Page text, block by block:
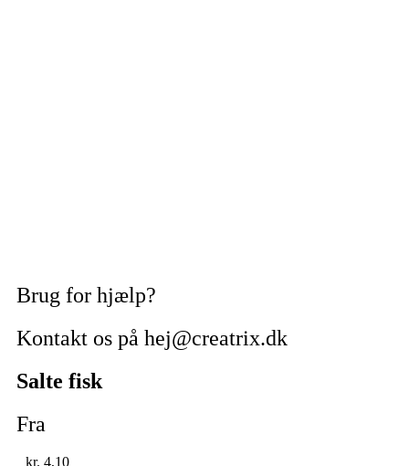
Brug for hjælp?
Kontakt os på hej@creatrix.dk
Salte fisk
Fra
kr. 4,10